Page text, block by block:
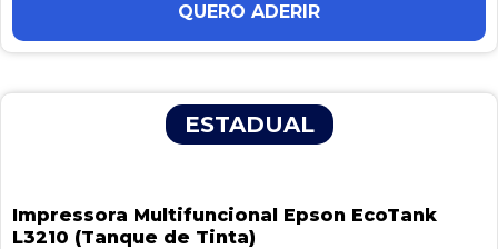
QUERO ADERIR
ESTADUAL
Impressora Multifuncional Epson EcoTank
L3210 (Tanque de Tinta)